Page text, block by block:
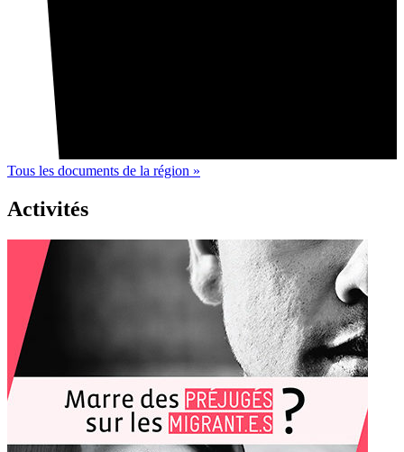
Tous les documents de la région »
Activités